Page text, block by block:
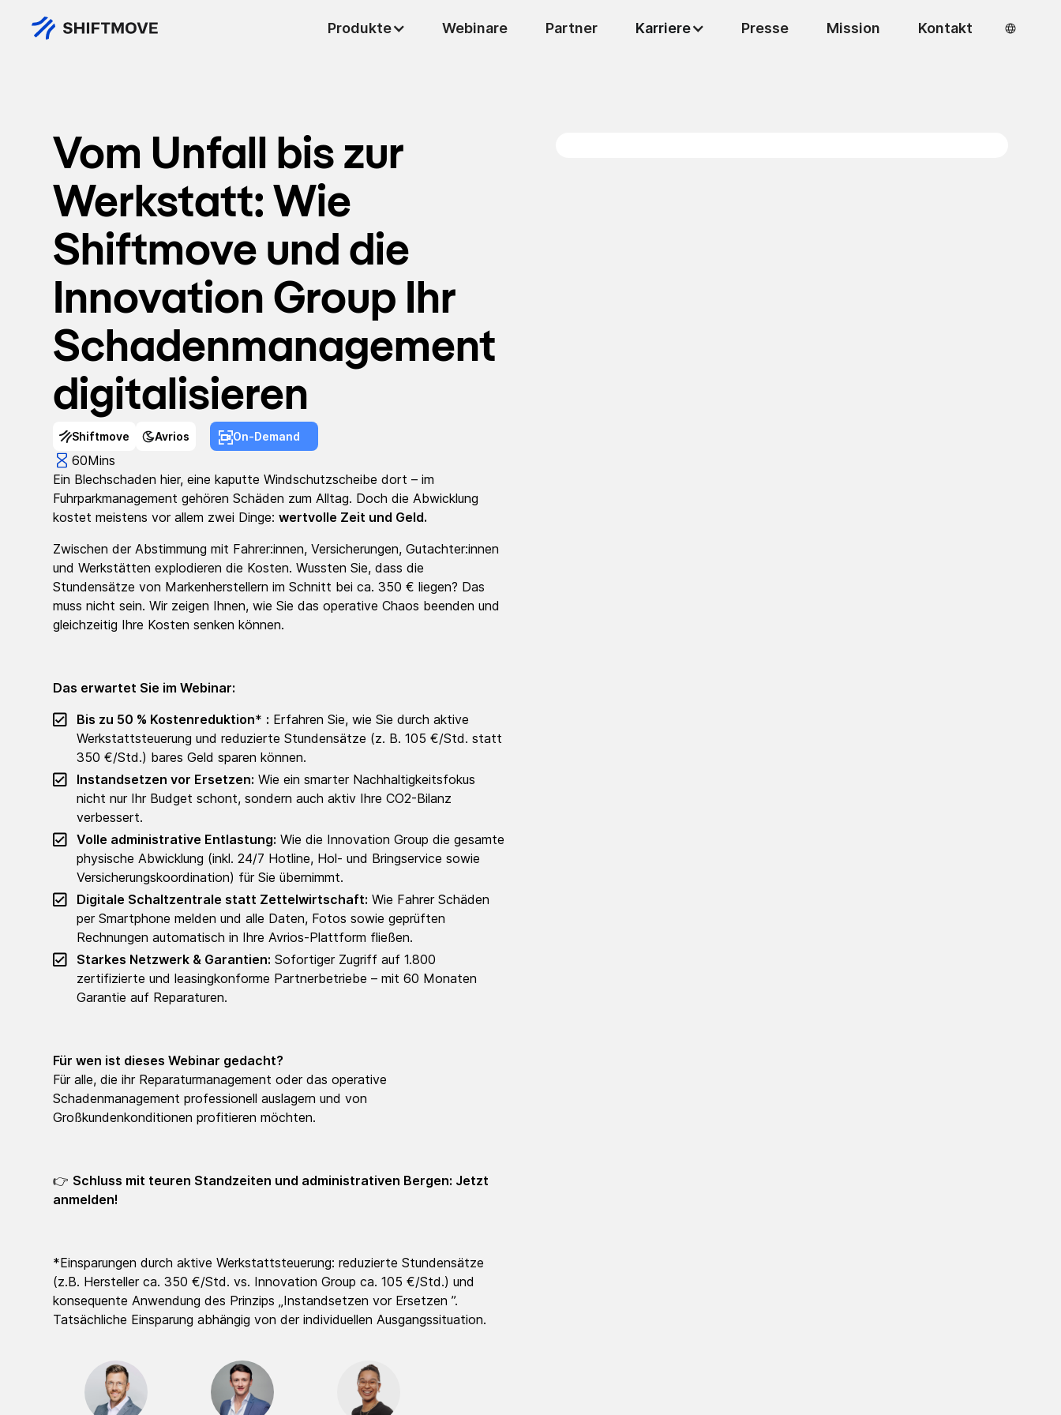
Produkte Webinare Partner Karriere Presse Mission Kontakt
Vom Unfall bis zur
Werkstatt: Wie
Shiftmove und die
Innovation Group Ihr
Schadenmanagement
digitalisieren
Shiftmove Avrios On-Demand
60Mins
Ein Blechschaden hier, eine kaputte Windschutzscheibe dort – im
Fuhrparkmanagement gehören Schäden zum Alltag. Doch die Abwicklung
kostet meistens vor allem zwei Dinge:wertvolle Zeit und Geld.
Zwischen der Abstimmung mit Fahrer:innen, Versicherungen, Gutachter:innen
und Werkstätten explodieren die Kosten. Wussten Sie, dass die
Stundensätze von Markenherstellern im Schnitt bei ca. 350 € liegen? Das
muss nicht sein. Wir zeigen Ihnen, wie Sie das operative Chaos beenden und
gleichzeitig Ihre Kosten senken können.
Das erwartet Sie im Webinar:
Bis zu 50 % Kostenreduktion* : Erfahren Sie, wie Sie durch aktive
Werkstattsteuerung und reduzierte Stundensätze (z. B. 105 €/Std. statt
350 €/Std.) bares Geld sparen können.
Instandsetzen vor Ersetzen: Wie ein smarter Nachhaltigkeitsfokus
nicht nur Ihr Budget schont, sondern auch aktiv Ihre CO2-Bilanz
verbessert.
Volle administrative Entlastung: Wie die Innovation Group die gesamte
physische Abwicklung (inkl. 24/7 Hotline, Hol- und Bringservice sowie
Versicherungskoordination) für Sie übernimmt.
Digitale Schaltzentrale statt Zettelwirtschaft: Wie Fahrer Schäden
per Smartphone melden und alle Daten, Fotos sowie geprüften
Rechnungen automatisch in Ihre Avrios-Plattform fließen.
Starkes Netzwerk & Garantien: Sofortiger Zugriff auf 1.800
zertifizierte und leasingkonforme Partnerbetriebe – mit 60 Monaten
Garantie auf Reparaturen.
Für wen ist dieses Webinar gedacht?
Für alle, die ihr Reparaturmanagement oder das operative
Schadenmanagement professionell auslagern und von
Großkundenkonditionen profitieren möchten.
👉 Schluss mit teuren Standzeiten und administrativen Bergen: Jetzt
anmelden!
*Einsparungen durch aktive Werkstattsteuerung: reduzierte Stundensätze
(z.B. Hersteller ca. 350 €/Std. vs. Innovation Group ca. 105 €/Std.) und
konsequente Anwendung des Prinzips „Instandsetzen vor Ersetzen ”.
Tatsächliche Einsparung abhängig von der individuellen Ausgangssituation.